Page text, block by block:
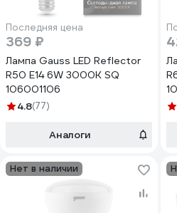
Последняя цена
369 ₽
Лампа Gauss LED Reflector
R50 E14 6W 3000K SQ
106001106
4.8(77)
Аналоги
Нет в наличии